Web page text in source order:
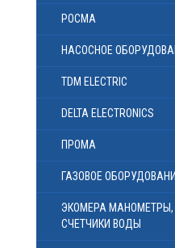
РОСМА
НАСОСНОЕ
TDM ELECTRIC
DELTA ELECTRONICS
ПРОМА
ГАЗОВОЕ
ЭКОМЕРА МАНОМЕТРЫ,
СЧЕТЧИКИ ВОДЫ